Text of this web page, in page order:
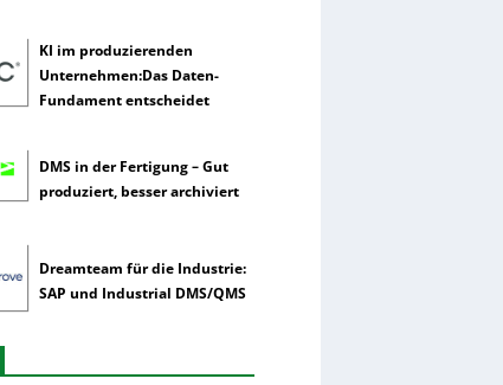
KI im produzierenden
Unternehmen:Das Daten-
Fundament entscheidet
DMS in der Fertigung – Gut
produziert, besser archiviert
Dreamteam für die Industrie:
SAP und Industrial DMS/QMS